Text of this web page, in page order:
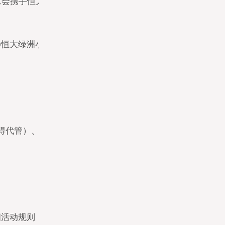
大绿洲小区二期喷泉广场；3月8日上午9:30-11:30、下
管）、缝补（限上午，如有材料更换费用需自理）、
动规则，请遵守规则、有序参加。